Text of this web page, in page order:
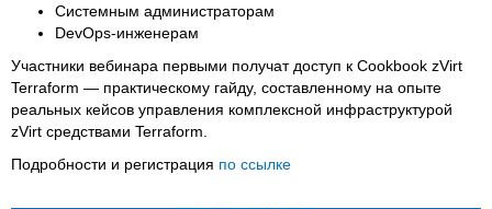
Системным администраторам
DevOps-инженерам
Участники вебинара первыми получат доступ к Cookbook zVirt
Terraform — практическому гайду, составленному на опыте
реальных кейсов управления комплексной инфраструктурой
zVirt средствами Terraform.
Подробности и регистрация по ссылке